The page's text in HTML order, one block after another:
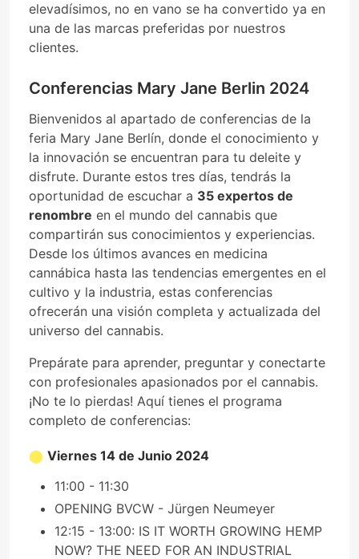
elevadísimos, no en vano se ha convertido ya en
una de las marcas preferidas por nuestros
clientes.
Conferencias Mary Jane Berlin 2024
Bienvenidos al apartado de conferencias de la
feria Mary Jane Berlín, donde el conocimiento y
la innovación se encuentran para tu deleite y
disfrute. Durante estos tres días, tendrás la
oportunidad de escuchar a 35 expertos de
renombre en el mundo del cannabis que
compartirán sus conocimientos y experiencias.
Desde los últimos avances en medicina
cannábica hasta las tendencias emergentes en el
cultivo y la industria, estas conferencias
ofrecerán una visión completa y actualizada del
universo del cannabis.
Prepárate para aprender, preguntar y conectarte
con profesionales apasionados por el cannabis.
¡No te lo pierdas! Aquí tienes el programa
completo de conferencias:
Viernes 14 de Junio 2024
11:00 - 11:30
OPENING BVCW - Jürgen Neumeyer
12:15 - 13:00: IS IT WORTH GROWING HEMP
NOW? THE NEED FOR AN INDUSTRIAL